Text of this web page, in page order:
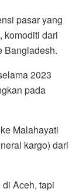
pasar yang
komoditi dari
Bangladesh.
2023
pada
Malahayati
kargo) dari
Aceh, tapi